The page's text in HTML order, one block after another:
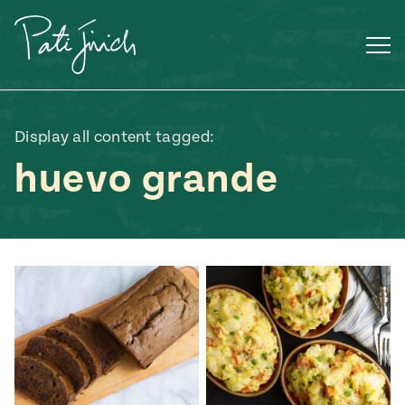
contenido
Display all content tagged:
huevo grande